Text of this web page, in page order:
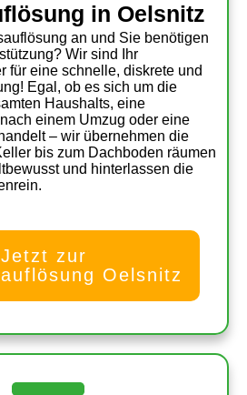
in Oelsnitz
an und Sie benötigen
Wir sind Ihr
für eine schnelle, diskrete und
Egal, ob es sich um die
Haushalts, eine
einem Umzug oder eine
– wir übernehmen die
bis zum Dachboden räumen
und hinterlassen die
Jetzt zur
Oelsnitz